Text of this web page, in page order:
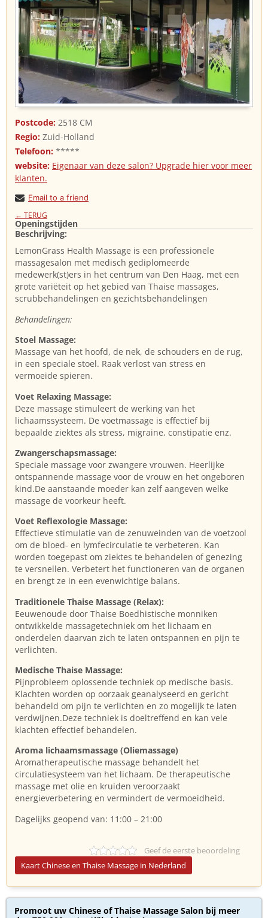
Postcode: 2518 CM
Regio: Zuid-Holland
Telefoon: *****
website: Eigenaar van deze salon? Upgrade hier voor meer
klanten.
Email to a friend
← TERUG
Openingstijden
Beschrijving:
LemonGrass Health Massage is een professionele
massagesalon met medisch gediplomeerde
medewerk(st)ers in het centrum van Den Haag, met een
grote variëteit op het gebied van Thaise massages,
scrubbehandelingen en gezichtsbehandelingen
Behandelingen:
Stoel Massage:
Massage van het hoofd, de nek, de schouders en de rug,
in een speciale stoel. Raak verlost van stress en
vermoeide spieren.
Voet Relaxing Massage:
Deze massage stimuleert de werking van het
lichaamssysteem. De voetmassage is effectief bij
bepaalde ziektes als stress, migraine, constipatie enz.
Zwangerschapsmassage:
Speciale massage voor zwangere vrouwen. Heerlijke
ontspannende massage voor de vrouw en het ongeboren
kind.De aanstaande moeder kan zelf aangeven welke
massage de voorkeur heeft.
Voet Reflexologie Massage:
Effectieve stimulatie van de zenuweinden van de voetzool
om de bloed- en lymfecirculatie te verbeteren. Kan
worden toegepast om ziektes te behandelen of genezing
te versnellen. Verbetert het functioneren van de organen
en brengt ze in een evenwichtige balans.
Traditionele Thaise Massage (Relax):
Eeuwenoude door Thaise Boedhistische monniken
ontwikkelde massagetechniek om het lichaam en
onderdelen daarvan zich te laten ontspannen en pijn te
verlichten.
Medische Thaise Massage:
Pijnprobleem oplossende techniek op medische basis.
Klachten worden op oorzaak geanalyseerd en gericht
behandeld om pijn te verlichten en zo mogelijk te laten
verdwijnen.Deze techniek is doeltreffend en kan vele
klachten effectief behandelen.
Aroma lichaamsmassage (Oliemassage)
Aromatherapeutische massage behandelt het
circulatiesysteem van het lichaam. De therapeutische
massage met olie en kruiden veroorzaakt
energieverbetering en vermindert de vermoeidheid.
Dagelijks geopend van: 11:00 – 21:00
Geef de eerste beoordeling
Kaart Chinese en Thaise Massage in Nederland
Promoot uw Chinese of Thaise Massage Salon bij meer